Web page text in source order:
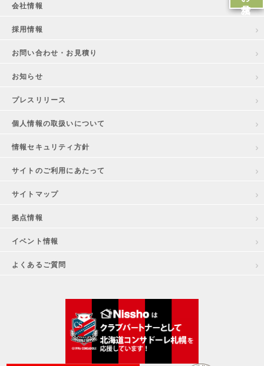
会社情報
採用情報
お問い合わせ・お見積り
お知らせ
プレスリリース
個人情報の取扱いについて
情報セキュリティ方針
サイトのご利用にあたって
サイトマップ
拠点情報
イベント情報
よくあるご質問